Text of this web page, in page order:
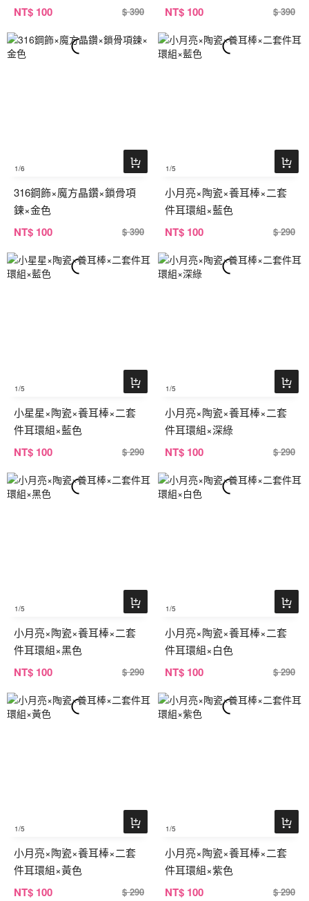
NT$ 100 $ 390 NT$ 100 $ 390
1/6
316鋼飾×魔方晶鑽×鎖骨項
鍊×金色
NT$ 100 $ 390
1/5
小月亮×陶瓷×養耳棒×二套
件耳環組×藍色
NT$ 100 $ 290
1/5
小星星×陶瓷×養耳棒×二套
件耳環組×藍色
NT$ 100 $ 290
1/5
小月亮×陶瓷×養耳棒×二套
件耳環組×深綠
NT$ 100 $ 290
1/5
小月亮×陶瓷×養耳棒×二套
件耳環組×黑色
NT$ 100 $ 290
1/5
小月亮×陶瓷×養耳棒×二套
件耳環組×白色
NT$ 100 $ 290
1/5
小月亮×陶瓷×養耳棒×二套
件耳環組×黃色
NT$ 100 $ 290
1/5
小月亮×陶瓷×養耳棒×二套
件耳環組×紫色
NT$ 100 $ 290